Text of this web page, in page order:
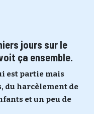
jours sur le
ça ensemble.
est partie mais
du harcèlement de
et un peu de
Mot de passe perdu ?